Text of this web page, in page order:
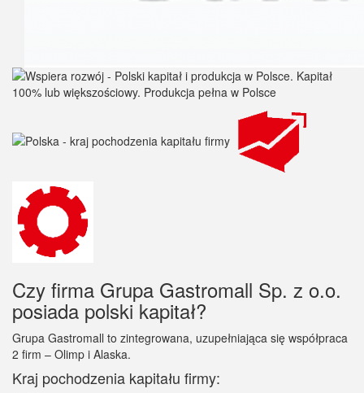
Czy firma Grupa Gastromall Sp. z o.o.
posiada polski kapitał?
Grupa Gastromall to zintegrowana, uzupełniająca się współpraca
2 firm – Olimp i Alaska.
Kraj pochodzenia kapitału firmy: